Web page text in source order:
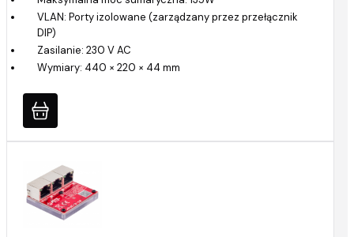
VLAN: Porty izolowane (zarządzany przez przełącznik
DIP)
Zasilanie: 230 V AC
Wymiary: 440 × 220 × 44 mm